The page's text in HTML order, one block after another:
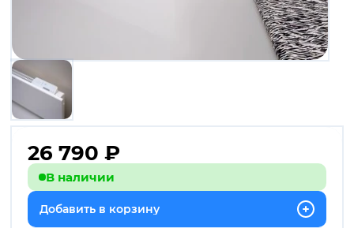
26 790 ₽
В наличии
Добавить в корзину